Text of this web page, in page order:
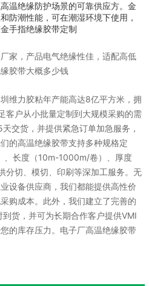
温绝缘防护场景的可靠供应方。金
防潮性能，可在潮湿环境下使用，
手指绝缘胶带定制
家，产品电气绝缘性佳，适配高低
胶带大概多少钱
维力胶粘年产能高达8亿平方米，拥
客户从小批量定制到大规模采购的需
交货，并提供紧急订单加急服务，
的高温绝缘胶带支持多种规格定
长度（10m-1000m/卷）、厚度
分切、模切、印刷等深加工服务。无
设备供应商，我们都能提供高性价
购成本。此外，我们建立了完善的
货，并可为长期合作客户提供VMI
的库存压力。电子厂高温绝缘胶带